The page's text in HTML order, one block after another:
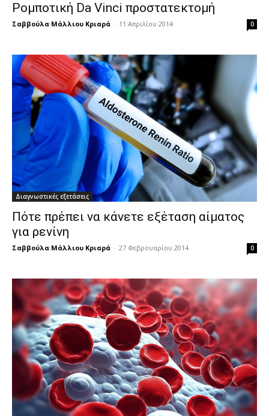
Ρομποτική Da Vinci προστατεκτομή
Σαββούλα Μάλλιου Κριαρά - 11 Απριλίου 2014 0
Διαγνωστικές εξετάσεις
Πότε πρέπει να κάνετε εξέταση αίματος
για ρενίνη
Σαββούλα Μάλλιου Κριαρά - 27 Φεβρουαρίου 2014 0